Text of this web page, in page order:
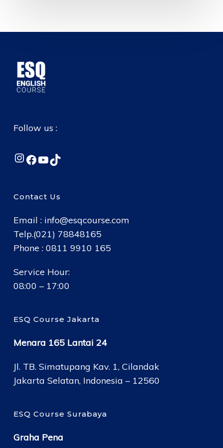
Follow us :
Instagram
Facebook
YouTube
TikTok
Contact Us
Email : info@esqcourse.com
Telp.(021) 78848165
Phone : 0811 9910 165
Service Hour:
08:00 – 17:00
ESQ Course Jakarta
Menara 165 Lantai 24
Jl. TB. Simatupang Kav. 1, Cilandak
Jakarta Selatan, Indonesia – 12560
ESQ Course Surabaya
Graha Pena